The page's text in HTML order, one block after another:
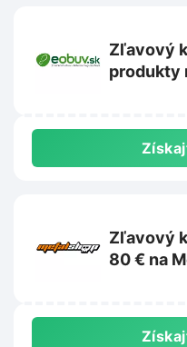
Zľavový
produkty
Zľavový
80 € na